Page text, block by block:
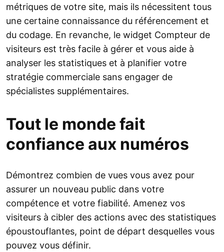
métriques de votre site, mais ils nécessitent tous
une certaine connaissance du référencement et
du codage. En revanche, le widget Compteur de
visiteurs est très facile à gérer et vous aide à
analyser les statistiques et à planifier votre
stratégie commerciale sans engager de
spécialistes supplémentaires.
Tout le monde fait
confiance aux numéros
Démontrez combien de vues vous avez pour
assurer un nouveau public dans votre
compétence et votre fiabilité. Amenez vos
visiteurs à cibler des actions avec des statistiques
époustouflantes, point de départ desquelles vous
pouvez vous définir.